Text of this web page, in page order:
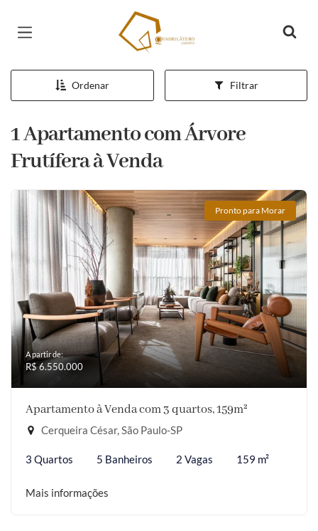
Página inicial
Ordenar Filtrar
1 Apartamento com Árvore
Frutífera à Venda
Pronto para Morar
A partir de:
R$ 6.550.000
Apartamento à Venda com 3 quartos, 159m²
Cerqueira César, São Paulo-SP
3 Quartos 5 Banheiros 2 Vagas 159 m²
Mais informações